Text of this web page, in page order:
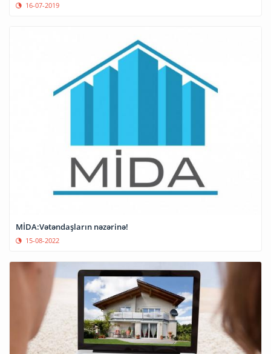
16-07-2019
MİDA:Vətəndaşların nəzərinə!
15-08-2022